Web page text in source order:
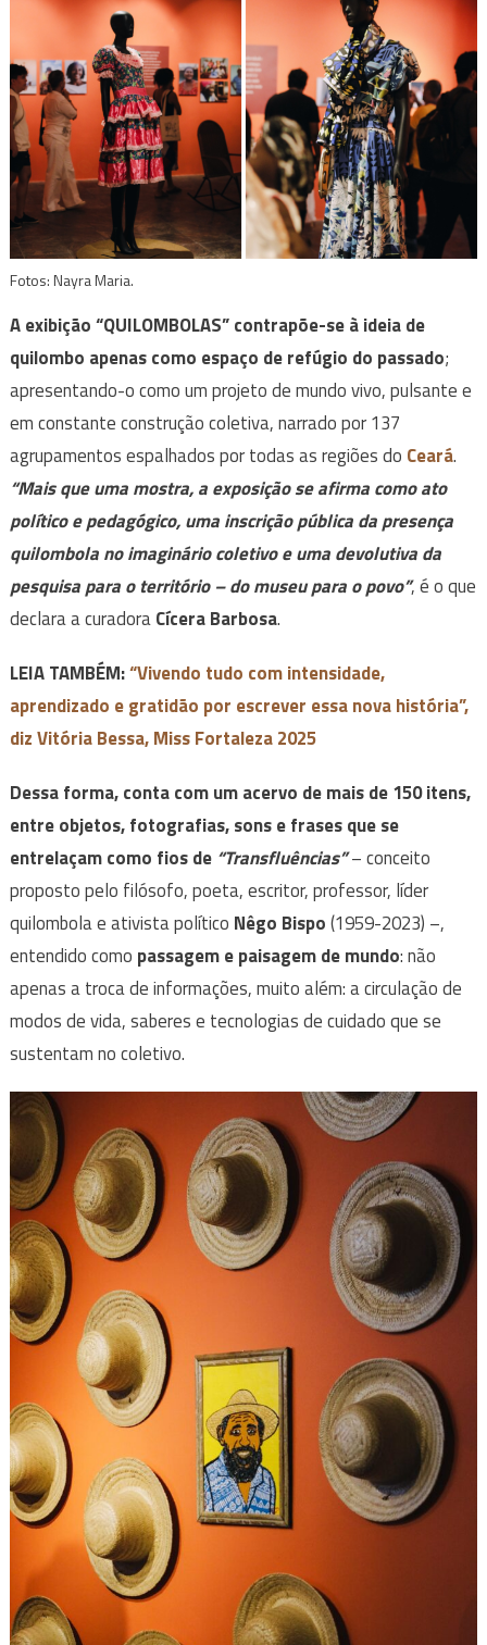
Fotos: Nayra Maria.
A exibição “QUILOMBOLAS” contrapõe-se à ideia de
quilombo apenas como espaço de refúgio do passado;
apresentando-o como um projeto de mundo vivo, pulsante e
em constante construção coletiva, narrado por 137
agrupamentos espalhados por todas as regiões do Ceará.
“Mais que uma mostra, a exposição se afirma como ato
político e pedagógico, uma inscrição pública da presença
quilombola no imaginário coletivo e uma devolutiva da
pesquisa para o território – do museu para o povo”, é o que
declara a curadoraCícera Barbosa.
LEIA TAMBÉM:“Vivendo tudo com intensidade,
aprendizado e gratidão por escrever essa nova história”,
diz Vitória Bessa, Miss Fortaleza 2025
Dessa forma, conta com um acervo de mais de 150 itens,
entre objetos, fotografias, sons e frases que se
entrelaçam como fios de “Transfluências”– conceito
proposto pelo filósofo, poeta, escritor, professor, líder
quilombola e ativista político Nêgo Bispo(1959-2023) –,
entendido como passagem e paisagem de mundo: não
apenas a troca de informações, muito além: a circulação de
modos de vida, saberes e tecnologias de cuidado que se
sustentam no coletivo.